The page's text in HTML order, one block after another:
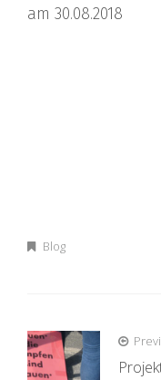
am 30.08.2018
Blog
Beitragsnavigation